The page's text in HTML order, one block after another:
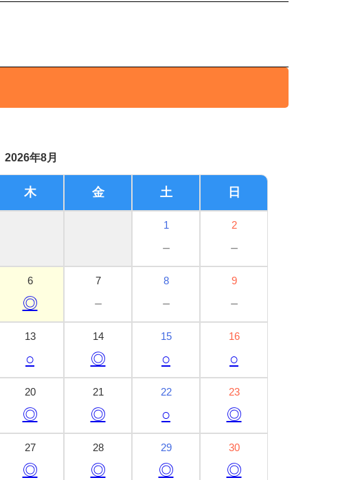
2026年8月
木 金 土 日
1
－
2
－
6
◎
7
－
8
－
9
－
13
○
14
◎
15
○
16
○
20
◎
21
◎
22
○
23
◎
27
◎
28
◎
29
◎
30
◎